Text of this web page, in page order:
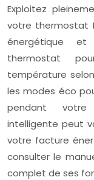
Exploitez
votre thermostat
énergétique
thermostat
température
les modes éco
pendant votre
intelligente peut
votre facture
consulter le
complet de ses